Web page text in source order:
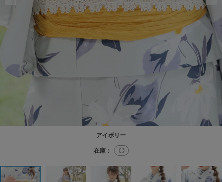
アイボリー
在庫： 〇